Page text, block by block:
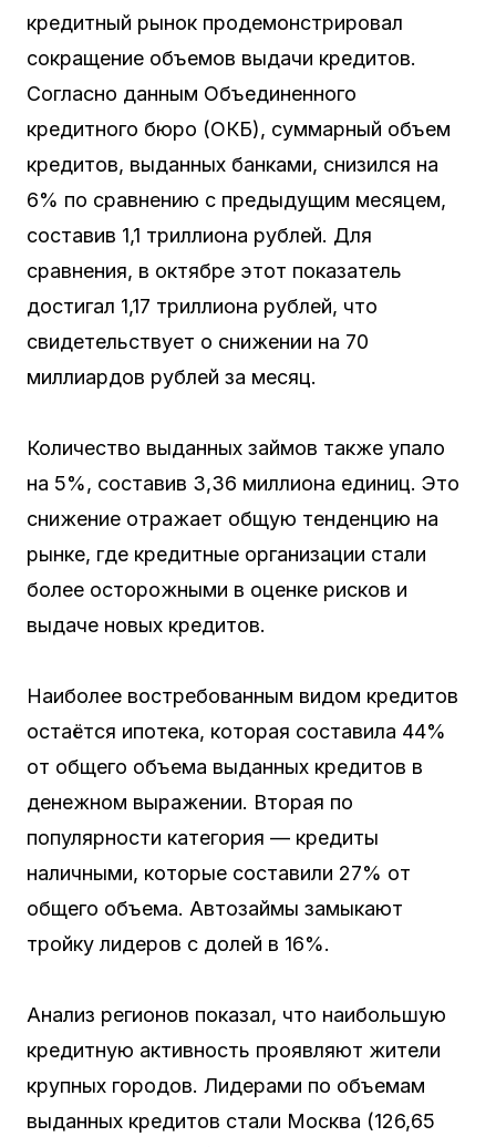
кредитный рынок продемонстрировал
сокращение объемов выдачи кредитов.
Согласно данным Объединенного
кредитного бюро (ОКБ), суммарный объем
кредитов, выданных банками, снизился на
6% по сравнению с предыдущим месяцем,
составив 1,1 триллиона рублей. Для
сравнения, в октябре этот показатель
достигал 1,17 триллиона рублей, что
свидетельствует о снижении на 70
миллиардов рублей за месяц.
Количество выданных займов также упало
на 5%, составив 3,36 миллиона единиц. Это
снижение отражает общую тенденцию на
рынке, где кредитные организации стали
более осторожными в оценке рисков и
выдаче новых кредитов.
Наиболее востребованным видом кредитов
остаётся ипотека, которая составила 44%
от общего объема выданных кредитов в
денежном выражении. Вторая по
популярности категория — кредиты
наличными, которые составили 27% от
общего объема. Автозаймы замыкают
тройку лидеров с долей в 16%.
Анализ регионов показал, что наибольшую
кредитную активность проявляют жители
крупных городов. Лидерами по объемам
выданных кредитов стали Москва (126,65